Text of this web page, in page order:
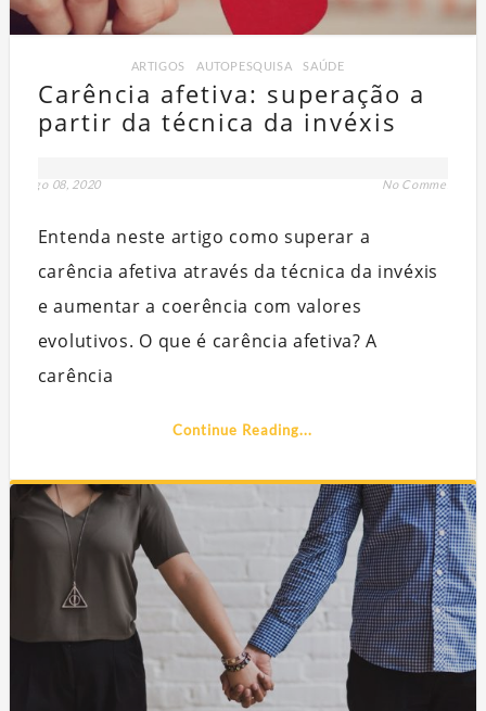
ARTIGOS AUTOPESQUISA SAÚDE
Carência afetiva: superação a
partir da técnica da invéxis
ago 08, 2020 No Comment
Entenda neste artigo como superar a
carência afetiva através da técnica da invéxis
e aumentar a coerência com valores
evolutivos. O que é carência afetiva? A
carência
Continue Reading...